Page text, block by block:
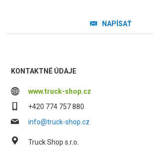
NAPÍSAŤ
KONTAKTNÉ ÚDAJE
www.truck-shop.cz
+420 774 757 880
info@truck-shop.cz
Truck Shop s.r.o.